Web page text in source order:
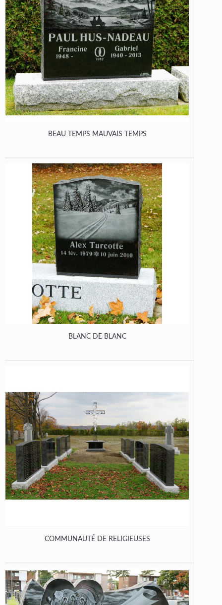
BEAU TEMPS MAUVAIS TEMPS
BLANC DE BLANC
COMMUNAUTÉ DE RELIGIEUSES